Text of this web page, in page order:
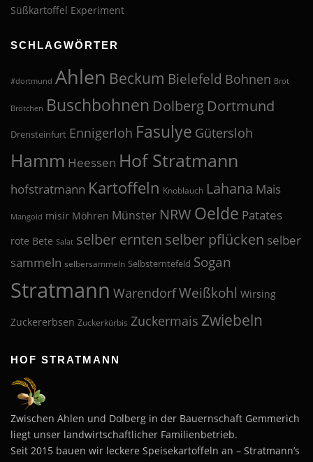
Süßkartoffel Experiment
SCHLAGWÖRTER
#dortmund Ahlen Beckum Bielefeld Bohnen Brot
Brötchen Buschbohnen Dolberg Dortmund
Drensteinfurt Ennigerloh Fasulye Gütersloh
Hamm Heessen Hof Stratmann
hofstratmann Kartoffeln Knoblauch Lahana Mais
Mangold misir Möhren Münster NRW Oelde Patates
rote Bete Salat selber ernten selber pflücken selber
sammeln selbersammeln Selbsterntefeld Sogan
Stratmann WarendorfWeißkohl Wirsing
Zuckererbsen Zuckerkürbis Zuckermais Zwiebeln
HOF STRATMANN
Zwischen Ahlen und Dolberg in der Bauernschaft Gemmerich
liegt unser landwirtschaftlicher Familienbetrieb.
Seit 2015 bauen wir leckere Speisekartoffeln an – Stratmann’s